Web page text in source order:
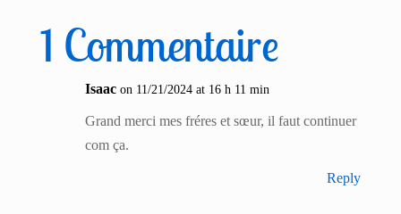
1 Commentaire
Isaac on 11/21/2024 at 16 h 11 min
Grand merci mes fréres et sœur, il faut continuer
com ça.
Reply